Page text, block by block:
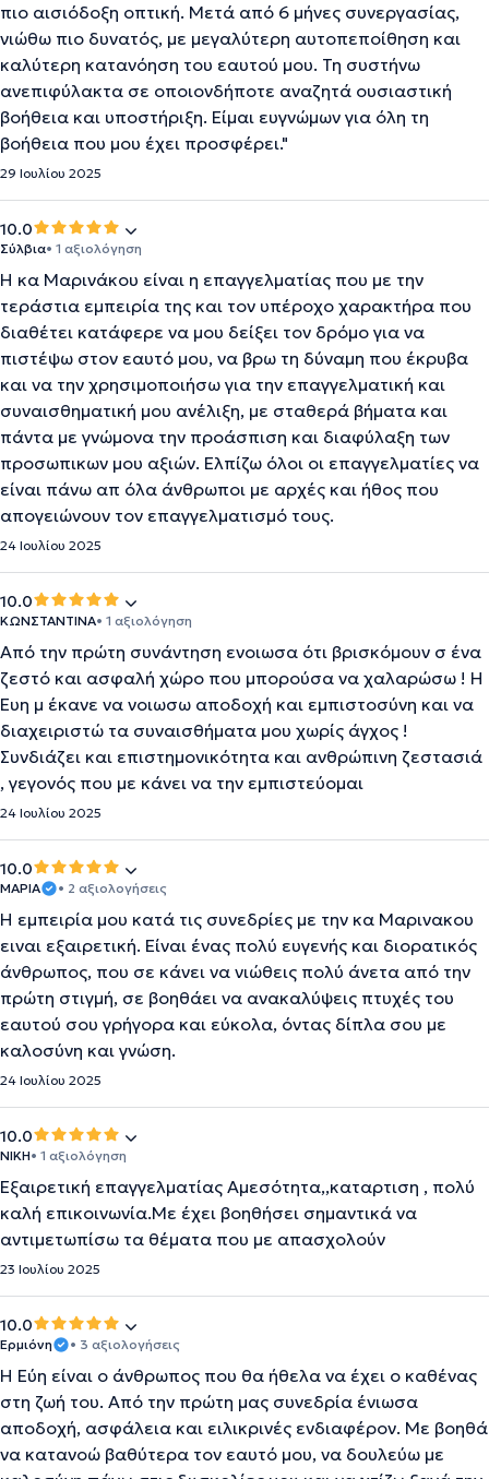
πιο αισιόδοξη οπτική. Μετά από 6 μήνες συνεργασίας,
νιώθω πιο δυνατός, με μεγαλύτερη αυτοπεποίθηση και
καλύτερη κατανόηση του εαυτού μου. Τη συστήνω
ανεπιφύλακτα σε οποιονδήποτε αναζητά ουσιαστική
βοήθεια και υποστήριξη. Είμαι ευγνώμων για όλη τη
βοήθεια που μου έχει προσφέρει."
29 Ιουλίου 2025
10.0
Σύλβια• 1 αξιολόγηση
Η κα Μαρινάκου είναι η επαγγελματίας που με την
τεράστια εμπειρία της και τον υπέροχο χαρακτήρα που
διαθέτει κατάφερε να μου δείξει τον δρόμο για να
πιστέψω στον εαυτό μου, να βρω τη δύναμη που έκρυβα
και να την χρησιμοποιήσω για την επαγγελματική και
συναισθηματική μου ανέλιξη, με σταθερά βήματα και
πάντα με γνώμονα την προάσπιση και διαφύλαξη των
προσωπικων μου αξιών. Ελπίζω όλοι οι επαγγελματίες να
είναι πάνω απ όλα άνθρωποι με αρχές και ήθος που
απογειώνουν τον επαγγελματισμό τους.
24 Ιουλίου 2025
10.0
ΚΩΝΣΤΑΝΤΙΝΑ• 1 αξιολόγηση
Από την πρώτη συνάντηση ενοιωσα ότι βρισκόμουν σ ένα
ζεστό και ασφαλή χώρο που μπορούσα να χαλαρώσω ! Η
Ευη μ έκανε να νοιωσω αποδοχή και εμπιστοσύνη και να
διαχειριστώ τα συναισθήματα μου χωρίς άγχος !
Συνδιάζει και επιστημονικότητα και ανθρώπινη ζεστασιά
, γεγονός που με κάνει να την εμπιστεύομαι
24 Ιουλίου 2025
10.0
ΜΑΡΙΑ • 2 αξιολογήσεις
Η εμπειρία μου κατά τις συνεδρίες με την κα Μαρινακου
ειναι εξαιρετική. Είναι ένας πολύ ευγενής και διορατικός
άνθρωπος, που σε κάνει να νιώθεις πολύ άνετα από την
πρώτη στιγμή, σε βοηθάει να ανακαλύψεις πτυχές του
εαυτού σου γρήγορα και εύκολα, όντας δίπλα σου με
καλοσύνη και γνώση.
24 Ιουλίου 2025
10.0
ΝΙΚΗ• 1 αξιολόγηση
Εξαιρετική επαγγελματίας Αμεσότητα,,καταρτιση , πολύ
καλή επικοινωνία.Με έχει βοηθήσει σημαντικά να
αντιμετωπίσω τα θέματα που με απασχολούν
23 Ιουλίου 2025
10.0
Ερμιόνη • 3 αξιολογήσεις
Η Εύη είναι ο άνθρωπος που θα ήθελα να έχει ο καθένας
στη ζωή του. Από την πρώτη μας συνεδρία ένιωσα
αποδοχή, ασφάλεια και ειλικρινές ενδιαφέρον. Με βοηθά
να κατανοώ βαθύτερα τον εαυτό μου, να δουλεύω με